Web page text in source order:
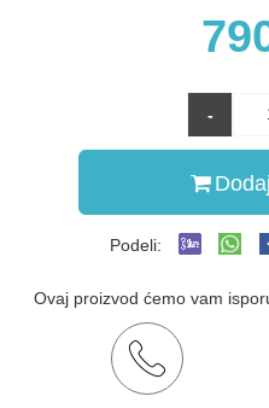
Podeli:
Ovaj proizvod ćemo vam